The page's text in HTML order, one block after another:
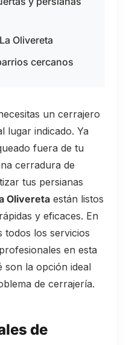
Olivereta
cercanos
un cerrajero
lugar indicado. Ya
fuera de tu
cerradura de
tus persianas
Olivereta están listos
y eficaces. En
todos los servicios
en esta
son la opción ideal
de cerrajería.
de